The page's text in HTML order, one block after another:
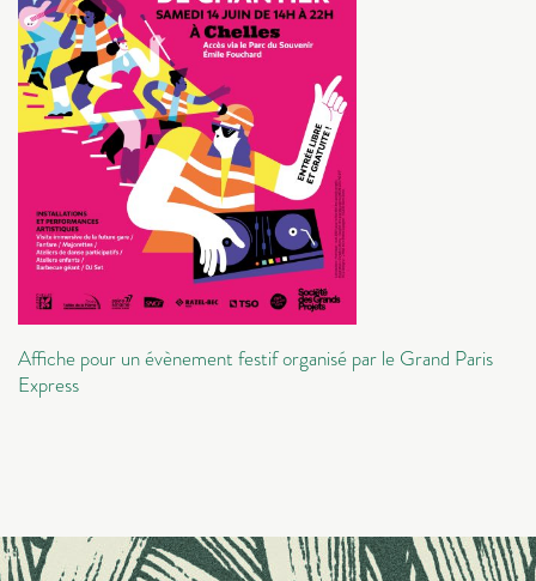
Affiche pour un évènement festif organisé par le Grand Paris
Express